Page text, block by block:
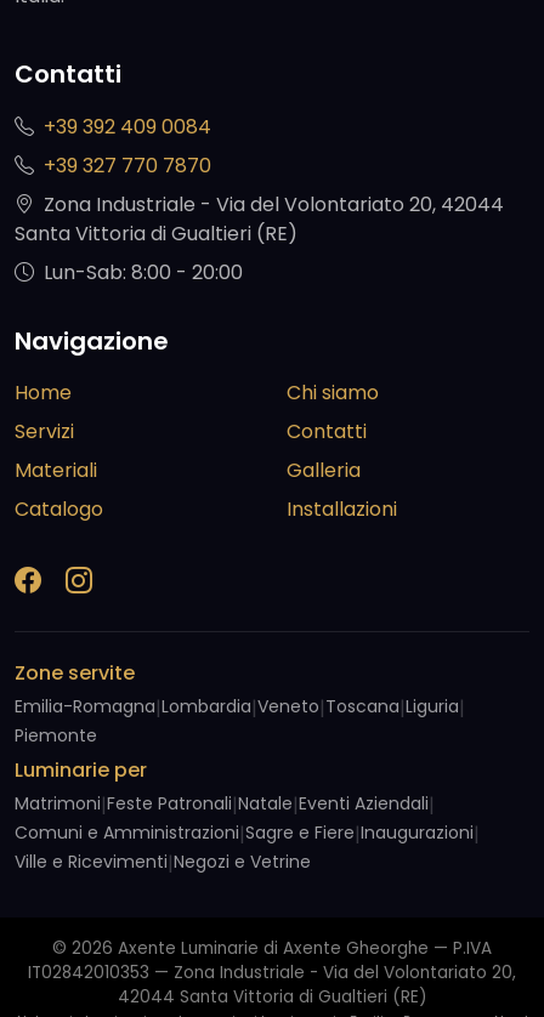
Contatti
+39 392 409 0084
+39 327 770 7870
Zona Industriale - Via del Volontariato 20, 42044
Santa Vittoria di Gualtieri (RE)
Lun-Sab: 8:00 - 20:00
Navigazione
Home
Servizi
Materiali
Catalogo
Chi siamo
Contatti
Galleria
Installazioni
Zone servite
Emilia-Romagna|Lombardia|Veneto|Toscana|Liguria|
Piemonte
Luminarie per
Matrimoni|Feste Patronali|Natale|Eventi Aziendali|
Comuni e Amministrazioni|Sagre e Fiere|Inaugurazioni|
Ville e Ricevimenti|Negozi e Vetrine
© 2026 Axente Luminarie di Axente Gheorghe — P.IVA
IT02842010353 — Zona Industriale - Via del Volontariato 20,
42044 Santa Vittoria di Gualtieri (RE)